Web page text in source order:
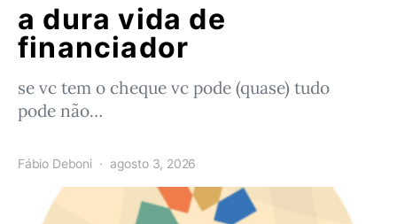
a dura vida de
financiador
se vc tem o cheque vc pode (quase) tudo
pode não…
Fábio Deboni agosto 3, 2026